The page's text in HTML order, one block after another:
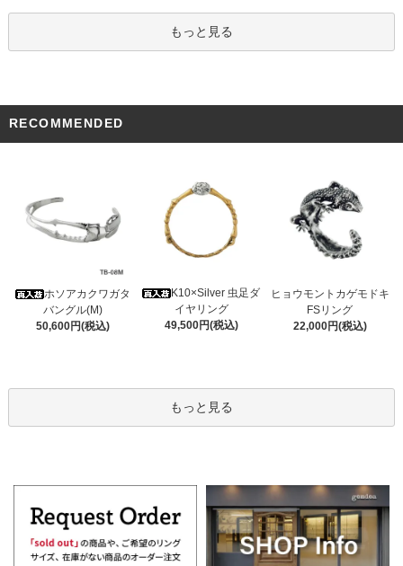
もっと見る
RECOMMENDED
ホソアカクワガタ
バングル(M)
50,600円(税込)
K10×Silver 虫足ダ
イヤリング
49,500円(税込)
ヒョウモントカゲモドキ
FSリング
22,000円(税込)
もっと見る